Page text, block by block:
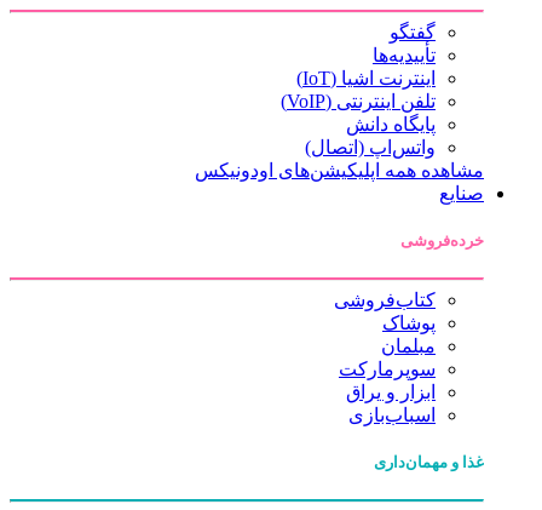
گفتگو
تأییدیه‌ها
اینترنت اشیا (IoT)
تلفن اینترنتی (VoIP)
پایگاه دانش
واتس‌اپ (اتصال)
مشاهده همه اپلیکیشن‌های اودونیکس
صنایع
خرده‌فروشی
کتاب‌فروشی
پوشاک
مبلمان
سوپرمارکت
ابزار و یراق
اسباب‌بازی
غذا و مهمان‌داری